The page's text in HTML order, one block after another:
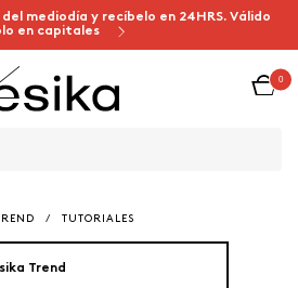
mediodía y recíbelo en 24HRS. Válido
en capitales
0
/ TUTORIALES